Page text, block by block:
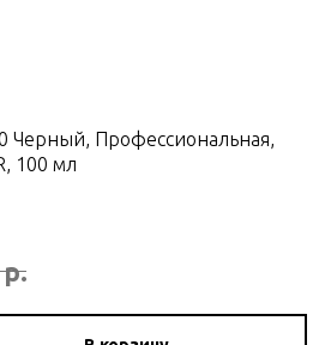
Черный, Профессиональная,
100 мл
р.